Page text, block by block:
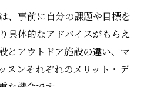
、事前に自分の課題や目標を
具体的なアドバイスがもらえ
とアウトドア施設の違い、マ
スンそれぞれのメリット・デ